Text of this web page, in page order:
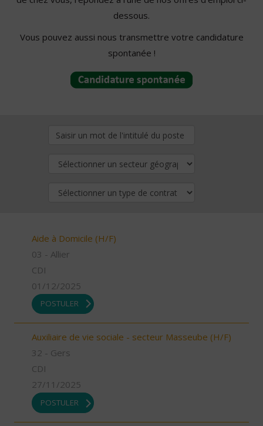
dessous.
Vous pouvez aussi nous transmettre votre candidature
spontanée !
Aide à Domicile (H/F)
03 - Allier
CDI
01/12/2025
POSTULER
Auxiliaire de vie sociale - secteur Masseube (H/F)
32 - Gers
CDI
27/11/2025
POSTULER